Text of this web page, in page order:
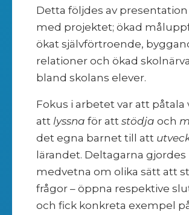
Detta följdes av presentation
med projektet; ökad
ökat självförtroende,
relationer och ökad
bland skolans elever.
Fokus i arbetet var att påtala
att lyssna för att stödja och
det egna barnet till att
lärandet. Deltagarna gjordes
medvetna om olika sätt att
frågor – öppna respektive
och fick konkreta exempel